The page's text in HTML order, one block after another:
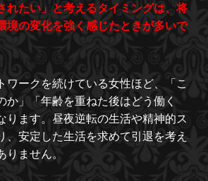
れたい」と考えるタイミングは、将
境の変化を強く感じたときが多いで
ワークを続けている女性ほど、「こ
か」「年齢を重ねた後はどう働く
ります。昼夜逆転の生活や精神的ス
、安定した生活を求めて引退を考え
りません。